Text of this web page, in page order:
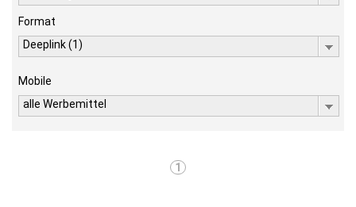
Format
Deeplink (1)
Mobile
alle Werbemittel
1